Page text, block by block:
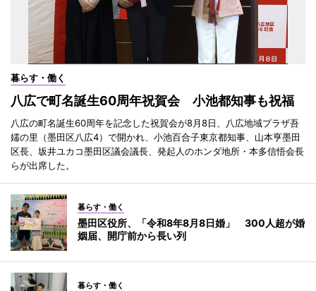
暮らす・働く
八広で町名誕生60周年祝賀会 小池都知事も祝福
八広の町名誕生60周年を記念した祝賀会が8月8日、八広地域プラザ吾
嬬の里（墨田区八広4）で開かれ、小池百合子東京都知事、山本亨墨田
区長、坂井ユカコ墨田区議会議長、発起人のホンダ地所・本多信悟会長
らが出席した。
暮らす・働く
墨田区役所、「令和8年8月8日婚」 300人超が婚
姻届、開庁前から長い列
暮らす・働く